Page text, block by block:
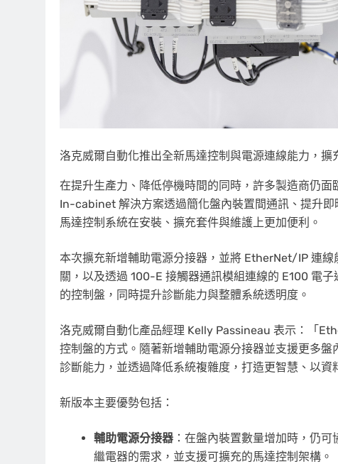
洛克威爾自動化推出全新馬達控制與電源連線能力，
在提升生產力、降低停機時間的同時，許多製造商仍
In-cabinet 解決方案透過簡化盤內裝置間通訊、提升
馬達控制系統在安裝、擴充套件與維護上更加便利。
本次擴充新增輔助電源分接器，並將 EtherNet/IP 連
關，以及透過 100-E 接觸器通訊模組連線的 E100 電
的控制盤，同時提升診斷能力與整體系統透明度。
洛克威爾自動化產品經理 Kelly Passineau 表示：「
控制盤的方式。隨著新增輔助電源分接器並支援更多
診斷能力，並透過降低系統複雜度，打造更智慧、以資
新版本主要優勢包括：
輔助電源分接器 ：在盤內裝置數量增加時，仍
繼電器的需求，並支援可擴充的馬達控制架構。